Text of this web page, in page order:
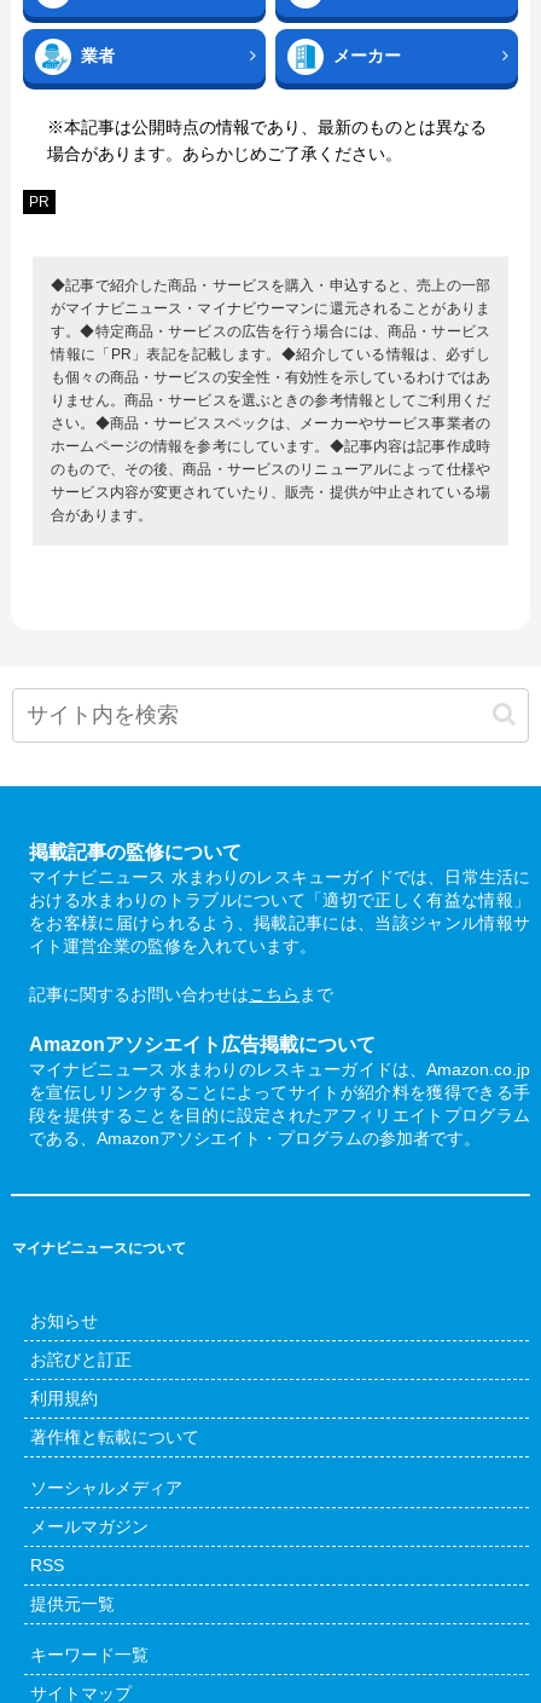
業者 メーカー
※本記事は公開時点の情報であり、最新のものとは異なる
場合があります。あらかじめご了承ください。
PR
◆記事で紹介した商品・サービスを購入・申込すると、売上の一部
がマイナビニュース・マイナビウーマンに還元されることがありま
す。◆特定商品・サービスの広告を行う場合には、商品・サービス
情報に「PR」表記を記載します。◆紹介している情報は、必ずし
も個々の商品・サービスの安全性・有効性を示しているわけではあ
りません。商品・サービスを選ぶときの参考情報としてご利用くだ
さい。◆商品・サービススペックは、メーカーやサービス事業者の
ホームページの情報を参考にしています。◆記事内容は記事作成時
のもので、その後、商品・サービスのリニューアルによって仕様や
サービス内容が変更されていたり、販売・提供が中止されている場
合があります。
掲載記事の監修について
マイナビニュース 水まわりのレスキューガイドでは、日常生活に
おける水まわりのトラブルについて「適切で正しく有益な情報」
をお客様に届けられるよう、掲載記事には、当該ジャンル情報サ
イト運営企業の監修を入れています。
記事に関するお問い合わせはこちら まで
Amazonアソシエイト広告掲載について
マイナビニュース 水まわりのレスキューガイドは、Amazon.co.jp
を宣伝しリンクすることによってサイトが紹介料を獲得できる手
段を提供することを目的に設定されたアフィリエイトプログラム
である、Amazonアソシエイト・プログラムの参加者です。
マイナビニュースについて
お知らせ
お詫びと訂正
利用規約
著作権と転載について
ソーシャルメディア
メールマガジン
RSS
提供元一覧
キーワード一覧
サイトマップ